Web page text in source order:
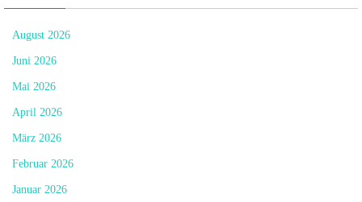
August 2026
Juni 2026
Mai 2026
April 2026
März 2026
Februar 2026
Januar 2026